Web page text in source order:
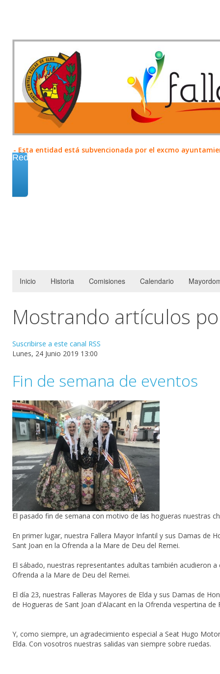
- Esta entidad está subvencionada por el excmo
Redes
Inicio Historia Comisiones Calendario
Mostrando artículos
Suscribirse a este canal RSS
Lunes, 24 Junio 2019 13:00
Fin de semana de eventos
El pasado fin de semana con motivo de las hogueras nuestras
En primer lugar, nuestra Fallera Mayor Infantil y sus Damas de
Sant Joan en la Ofrenda a la Mare de Deu del Remei.
El sábado, nuestras representantes adultas también acudieron
Ofrenda a la Mare de Deu del Remei.
El día 23, nuestras Falleras Mayores de Elda y sus Damas de
de Hogueras de Sant Joan d'Alacant en la Ofrenda vespertina
Y, como siempre, un agradecimiento especial a Seat Hugo
Elda. Con vosotros nuestras salidas van siempre sobre ruedas.